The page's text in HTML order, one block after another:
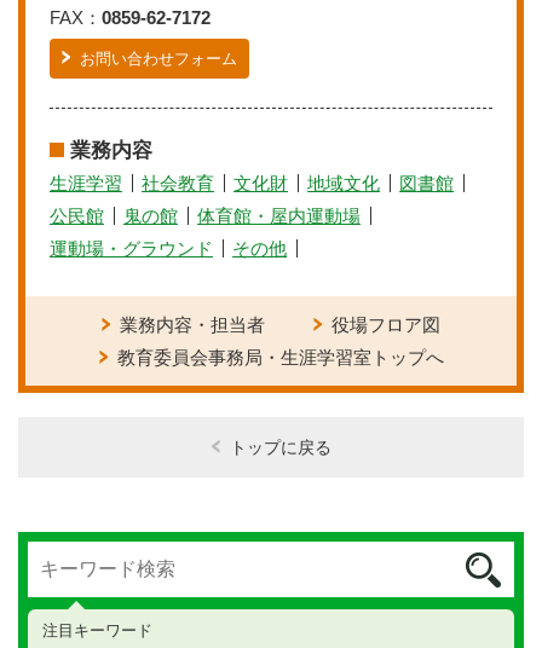
FAX： 0859-62-7172
お問い合わせフォーム
業務内容
生涯学習 社会教育 文化財 地域文化
図書館
公民館
鬼の館
体育館・屋内運動場
運動場・グラウンド
その他
業務内容・担当者
役場フロア図
教育委員会事務局・生涯学習室トップへ
トップに戻る
注目キーワード